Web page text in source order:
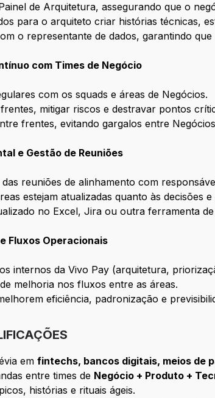
de Arquitetura, assegurando que o
para o arquiteto criar histórias técnicas,
o representante de dados, garantindo
com Times de Negócio
com os squads e áreas de Negócios.
mitigar riscos e destravar pontos
frentes, evitando gargalos entre
e Gestão de Reuniões
reuniões de alinhamento com
estejam atualizadas quanto às decisões
no Excel, Jira ou outra ferramenta de
Fluxos Operacionais
internos da Vivo Pay (arquitetura,
melhoria nos fluxos entre as áreas.
eficiência, padronização e
emfintechs, bancos digitais, meios de
entre times de Negócio + Produto +
histórias e rituais ágeis.